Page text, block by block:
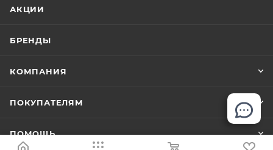
АКЦИИ
БРЕНДЫ
КОМПАНИЯ
ПОКУПАТЕЛЯМ
ПОМОЩЬ